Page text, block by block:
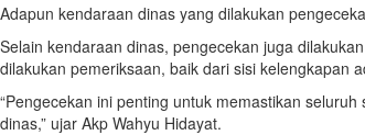
Adapun kendaraan dinas yang dilakukan
Selain kendaraan dinas, pengecekan juga
dilakukan pemeriksaan, baik dari sisi kelengkapan
“Pengecekan ini penting untuk memastikan
dinas,” ujar Akp Wahyu Hidayat.